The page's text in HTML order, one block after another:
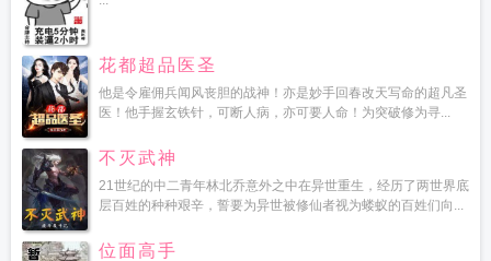
花都超品医圣
他是令雇佣兵闻风丧胆的战神！亦是妙手回春改天写命的超凡圣
医！他手握玄铁针，可断人病，亦可要人命！为突破修为寻...
不灭武神
21世纪的中二青年林北乔意外之中在异世重生，经历了两世界底
层百姓的种种艰辛，誓要为异世被修仙者视为蝼蚁的百姓们向...
位面高手